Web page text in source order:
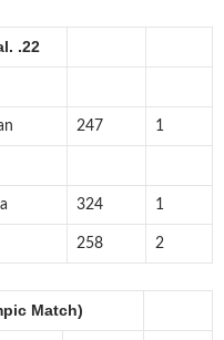
.22
247 1
324 1
258 2
Match)